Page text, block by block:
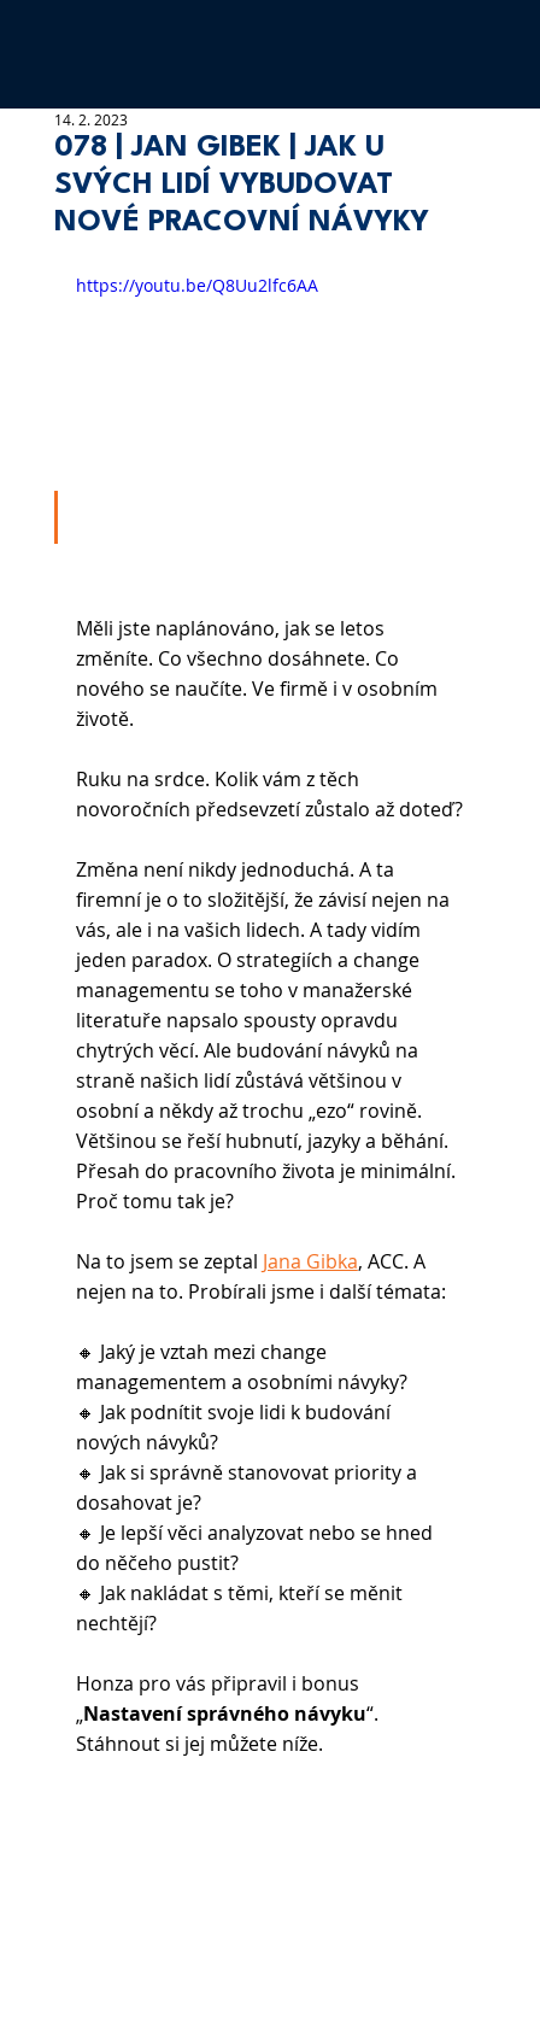
078 | JAN GIBEK | JAK U
SVÝCH LIDÍ VYBUDOVAT
NOVÉ PRACOVNÍ NÁVYKY
14. 2. 2023
https://youtu.be/Q8Uu2lfc6AA
Měli jste naplánováno, jak se letos
změníte. Co všechno dosáhnete. Co
nového se naučíte. Ve firmě i v osobním
životě.
Ruku na srdce. Kolik vám z těch
novoročních předsevzetí zůstalo až doteď?
Změna není nikdy jednoduchá. A ta
firemní je o to složitější, že závisí nejen na
vás, ale i na vašich lidech. A tady vidím
jeden paradox. O strategiích a change
managementu se toho v manažerské
literatuře napsalo spousty opravdu
chytrých věcí. Ale budování návyků na
straně našich lidí zůstává většinou v
osobní a někdy až trochu „ezo“ rovině.
Většinou se řeší hubnutí, jazyky a běhání.
Přesah do pracovního života je minimální.
Proč tomu tak je?
Na to jsem se zeptal Jana Gibka, ACC. A
nejen na to. Probírali jsme i další témata:
🔸 Jaký je vztah mezi change
managementem a osobními návyky?
🔸 Jak podnítit svoje lidi k budování
nových návyků?
🔸 Jak si správně stanovovat priority a
dosahovat je?
🔸 Je lepší věci analyzovat nebo se hned
do něčeho pustit?
🔸 Jak nakládat s těmi, kteří se měnit
nechtějí?
Honza pro vás připravil i bonus
„Nastavení správného návyku“.
Stáhnout si jej můžete níže.